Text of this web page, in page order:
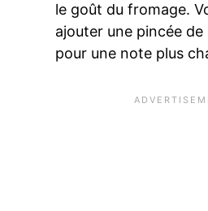
le goût du fromage.
ajouter une pincée
pour une note plus